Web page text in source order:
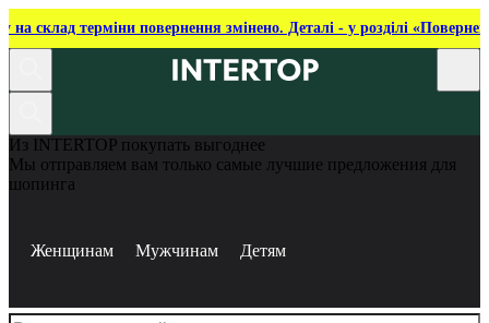
на склад терміни повернення змінено. Деталі - у розділі
Из INTERTOP покупать выгоднее
Мы отправляем вам только самые лучшие предложения для
шопинга
Женщинам Мужчинам Детям